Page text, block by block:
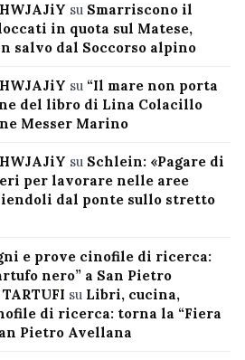
su Smarriscono il
in quota sul Matese,
salvo dal Soccorso alpino
su “Il mare non porta
del libro di Lina Colacillo
Messer Marino
su Schlein: «Pagare di
per lavorare nelle aree
dal ponte sullo stretto
e prove cinofile di ricerca:
nero” a San Pietro
su Libri, cucina,
di ricerca: torna la “Fiera
Pietro Avellana